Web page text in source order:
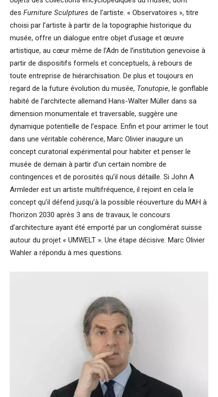
des Furniture Sculptures de l’artiste. « Observatoires », titre
choisi par l’artiste à partir de la topographie historique du
musée, offre un dialogue entre objet d’usage et œuvre
artistique, au cœur même de l’Adn de l’institution genevoise à
partir de dispositifs formels et conceptuels, à rebours de
toute entreprise de hiérarchisation. De plus et toujours en
regard de la future évolution du musée, Tonutopie, le gonflable
habité de l’architecte allemand Hans-Walter Müller dans sa
dimension monumentale et traversable, suggère une
dynamique potentielle de l’espace. Enfin et pour arrimer le tout
dans une véritable cohérence, Marc Olivier inaugure un
concept curatorial expérimental pour habiter et penser le
musée de demain à partir d’un certain nombre de
contingences et de porosités qu’il nous détaille. Si John A
Armleder est un artiste multifréquence, il rejoint en cela le
concept qu’il défend jusqu’à la possible réouverture du MAH à
l’horizon 2030 après 3 ans de travaux, le concours
d’architecture ayant été emporté par un conglomérat suisse
autour du projet « UMWELT ». Une étape décisive. Marc Olivier
Wahler a répondu à mes questions.